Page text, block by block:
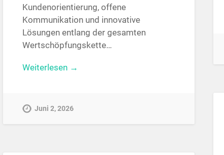
Kundenorientierung, offene
Kommunikation und innovative
Lösungen entlang der gesamten
Wertschöpfungskette…
Weiterlesen →
Juni 2, 2026